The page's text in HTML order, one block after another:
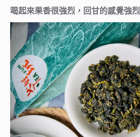
喝起來果香很強烈，回甘的感覺強烈